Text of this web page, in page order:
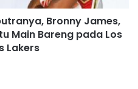
Bronny James,
Main Bareng pada Los
Lakers